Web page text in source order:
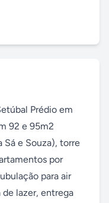
Prédio em
92 e 95m2
Sá e Souza), torre
por
para air
de lazer, entrega